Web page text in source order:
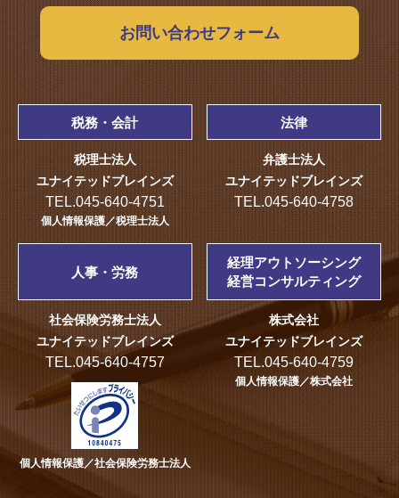
お問い合わせフォーム
税務・会計
税理士法人
ユナイテッドブレインズ
TEL.045-640-4751
個人情報保護／税理士法人
法律
弁護士法人
ユナイテッドブレインズ
TEL.045-640-4758
人事・労務
社会保険労務士法人
ユナイテッドブレインズ
TEL.045-640-4757
個人情報保護／社会保険労務士法人
経理アウトソーシング
経営コンサルティング
株式会社
ユナイテッドブレインズ
TEL.045-640-4759
個人情報保護／株式会社